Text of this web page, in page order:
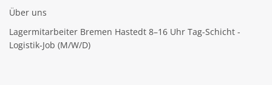
Über uns
Lagermitarbeiter Bremen Hastedt 8–16 Uhr Tag-Schicht -
Logistik-Job (M/W/D)